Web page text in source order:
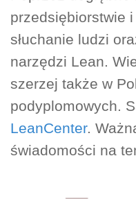
przedsiębiorstwie
słuchanie ludzi
narzędzi Lean.
szerzej także w
podyplomowych.
LeanCenter.
świadomości na